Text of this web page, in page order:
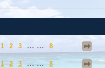
1 2 3 ... ... 8
1 2 3 ... ... 8